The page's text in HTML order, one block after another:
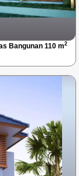
Bangunan 110 m2